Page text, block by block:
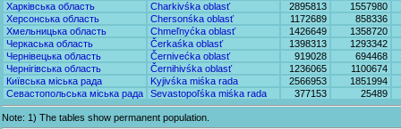
Харківська область
Charkivśka oblasť 2895813
1557980
Херсонська область
Chersonśka oblasť 1172689
858336
Хмельницька область
Chmeľnyćka oblasť 1426649
1358720
Черкаська область
Čerkaśka oblasť 1398313
1293342
Чернівецька область
Černivećka oblasť 919028
694468
Чернігівська область
Černihivśka oblasť 1236065
1100674
Київська міська рада
Kyjivśka miśka rada 2566953
1851994
Севастопольська міська рада
Sevastopoľśka miśka rada 377153 25489
Note: 1) The tables show permanent population.